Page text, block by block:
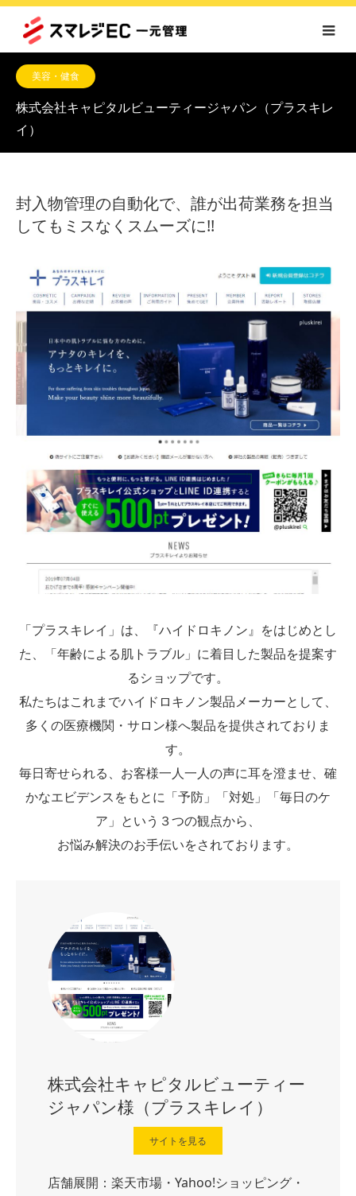
美容・健食
株式会社キャピタルビューティージャパン （プラスキレ
イ）
封入物管理の自動化で、誰が出荷業務を担当
してもミスなくスムーズに!!
「プラスキレイ」は、『ハイドロキノン』をはじめとし
た、「年齢による肌トラブル」に着目した製品を提案す
るショップです。
私たちはこれまでハイドロキノン製品メーカーとして、
多くの医療機関・サロン様へ製品を提供されておりま
す。
毎日寄せられる、お客様一人一人の声に耳を澄ませ、確
かなエビデンスをもとに「予防」「対処」「毎日のケ
ア」という３つの観点から、
お悩み解決のお手伝いをされております。
株式会社キャピタルビューティー
ジャパン様（プラスキレイ）
サイトを見る
店舗展開：楽天市場・Yahoo!ショッピング・